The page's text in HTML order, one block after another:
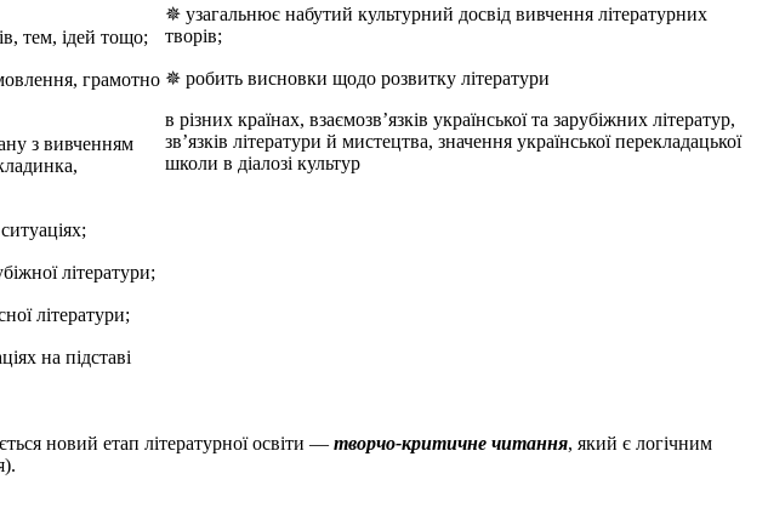
тем, ідей тощо;
грамотно
з вивченням
літератури;
літератури;
на підставі
✵ узагальнює набутий культурний досвід вивчення літературних
творів;
✵ робить висновки щодо розвитку літератури
в різних країнах, взаємозв’язків української та зарубіжних літератур,
зв’язків літератури й мистецтва, значення української перекладацької
школи в діалозі культур
новий етап літературної освіти — творчо-критичне читання, який є логічним